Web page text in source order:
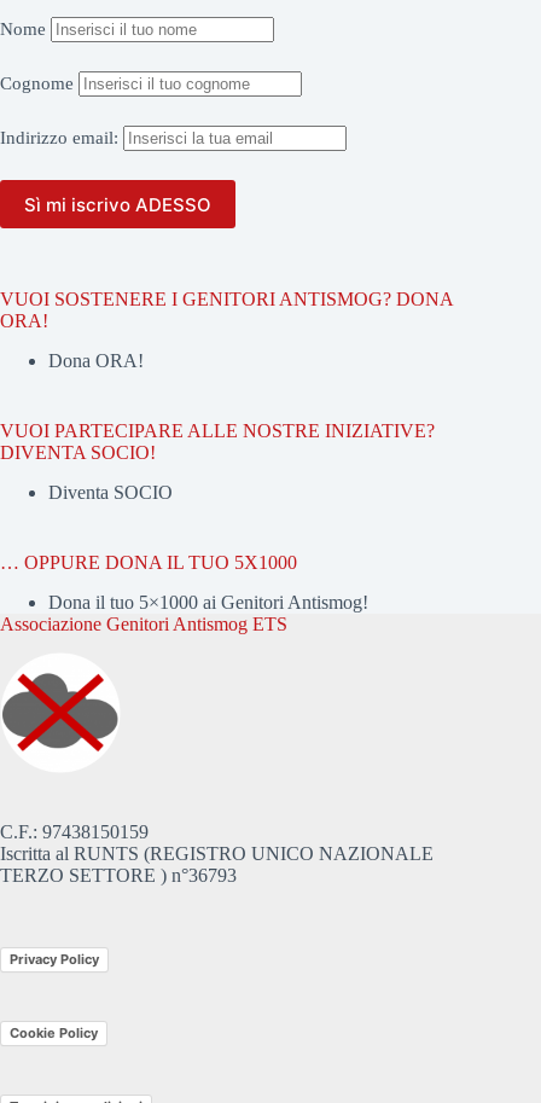
Nome
Cognome
Indirizzo email:
VUOI SOSTENERE I GENITORI ANTISMOG? DONA
ORA!
Dona ORA!
VUOI PARTECIPARE ALLE NOSTRE INIZIATIVE?
DIVENTA SOCIO!
Diventa SOCIO
… OPPURE DONA IL TUO 5X1000
Dona il tuo 5×1000 ai Genitori Antismog!
Associazione Genitori Antismog ETS
C.F.: 97438150159
Iscritta al RUNTS (REGISTRO UNICO NAZIONALE
TERZO SETTORE ) n°36793
Privacy Policy
Cookie Policy